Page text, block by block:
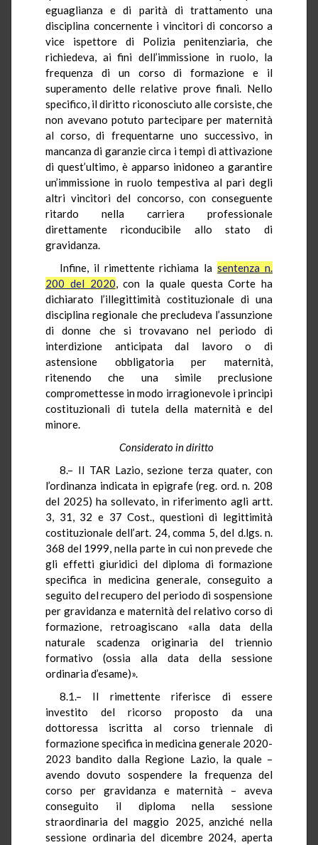
eguaglianza e di parità di trattamento una
disciplina concernente i vincitori di concorso a
vice ispettore di Polizia penitenziaria, che
richiedeva, ai fini dell’immissione in ruolo, la
frequenza di un corso di formazione e il
superamento delle relative prove finali. Nello
specifico, il diritto riconosciuto alle corsiste, che
non avevano potuto partecipare per maternità
al corso, di frequentarne uno successivo, in
mancanza di garanzie circa i tempi di attivazione
di quest’ultimo, è apparso inidoneo a garantire
un’immissione in ruolo tempestiva al pari degli
altri vincitori del concorso, con conseguente
ritardo nella carriera professionale
direttamente riconducibile allo stato di
gravidanza.
Infine, il rimettente richiama lasentenza n.
200 del 2020, con la quale questa Corte ha
dichiarato l’illegittimità costituzionale di una
disciplina regionale che precludeva l’assunzione
di donne che si trovavano nel periodo di
interdizione anticipata dal lavoro o di
astensione obbligatoria per maternità,
ritenendo che una simile preclusione
compromettesse in modo irragionevole i principi
costituzionali di tutela della maternità e del
minore.
Considerato in diritto
8.– Il TAR Lazio, sezione terza quater, con
l’ordinanza indicata in epigrafe (reg. ord. n. 208
del 2025) ha sollevato, in riferimento agli artt.
3, 31, 32 e 37 Cost., questioni di legittimità
costituzionale dell’art. 24, comma 5, del d.lgs. n.
368 del 1999, nella parte in cui non prevede che
gli effetti giuridici del diploma di formazione
specifica in medicina generale, conseguito a
seguito del recupero del periodo di sospensione
per gravidanza e maternità del relativo corso di
formazione, retroagiscano «alla data della
naturale scadenza originaria del triennio
formativo (ossia alla data della sessione
ordinaria d’esame)».
8.1.– Il rimettente riferisce di essere
investito del ricorso proposto da una
dottoressa iscritta al corso triennale di
formazione specifica in medicina generale 2020-
2023 bandito dalla Regione Lazio, la quale –
avendo dovuto sospendere la frequenza del
corso per gravidanza e maternità – aveva
conseguito il diploma nella sessione
straordinaria del maggio 2025, anziché nella
sessione ordinaria del dicembre 2024, aperta